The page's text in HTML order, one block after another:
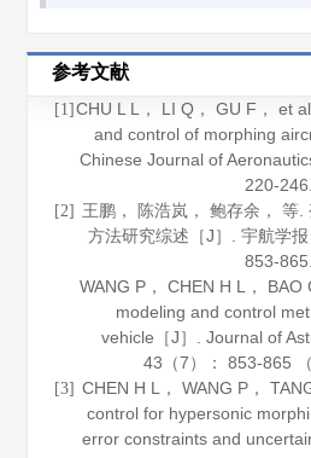
参考文献
[1] CHU L L， LI Q， GU F， et
and control of morphing
Chinese Journal of
220-246.
[2] 王鹏， 陈浩岚， 鲍存余， 等.
方法研究综述［J］.宇航学报
853-865.
WANG P， CHEN H L，
modeling and control
vehicle［J］.Journal of
43 （7）： 853-865
[3] CHEN H L， WANG P，
control for hypersonic
error constraints and